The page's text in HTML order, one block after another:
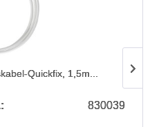
Quickfix, 1,5m...
830039